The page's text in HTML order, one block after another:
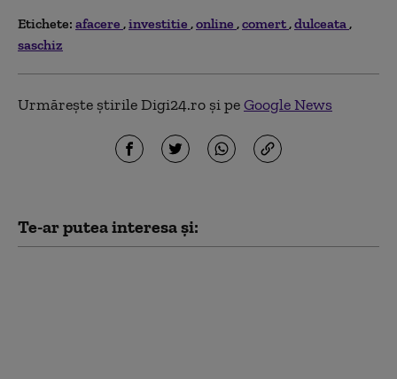
Etichete: afacere investitie online comert dulceata
saschiz
Urmărește știrile Digi24.ro și peGoogle News
Te-ar putea interesa și: